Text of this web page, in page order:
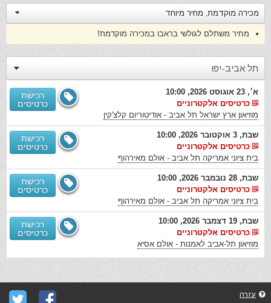
מכירה מוקדמת, מחיר מיוחד
מחיר משתלם לגולשי בראבו במכירה מוקדמת!
תל אביב-יפו
א׳, 23 אוגוסט 2026, 10:00
כרטיסים אלקטרוניים
מוזיאון ארץ ישראל תל אביב - אודיטוריום קלצ'קין
רכישת
כרטיסים
שבת, 3 אוקטובר 2026, 10:00
כרטיסים אלקטרוניים
בית ציוני אמריקה תל אביב - אולם מאירהוף
רכישת
כרטיסים
שבת, 28 נובמבר 2026, 10:00
כרטיסים אלקטרוניים
בית ציוני אמריקה תל אביב - אולם מאירהוף
רכישת
כרטיסים
שבת, 19 דצמבר 2026, 10:00
כרטיסים אלקטרוניים
מוזיאון תל-אביב לאמנות - אולם אסיא
רכישת
כרטיסים
עזרה